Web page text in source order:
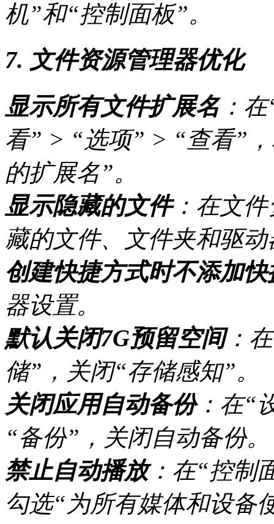
机”和“控制面板”。
7. 文件资源管理器优化
显示所有文件扩展名：在
看” > “选项” > “查看”
的扩展名”。
显示隐藏的文件：在文
藏的文件、文件夹和驱动
创建快捷方式时不添加
器设置。
默认关闭7G预留空间：
储”，关闭“存储感知”。
关闭应用自动备份：在“
“备份”，关闭自动备份。
禁止自动播放：在“控制
勾选“为所有媒体和设备